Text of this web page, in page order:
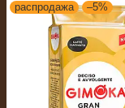
распродажа –5%